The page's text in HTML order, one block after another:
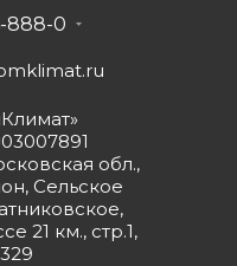
888-0
обл.,
Сельское
21 км., стр.1,